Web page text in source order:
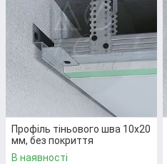
індивідуальності
всьому дизайну
приміщення, а
світлодіодні
зачаровують грою
світла та тіні.
Функціональний
дозволяє
як однорівневі, та і
Профіль тіньового шва 10х20
мм, без покриття
В наявності